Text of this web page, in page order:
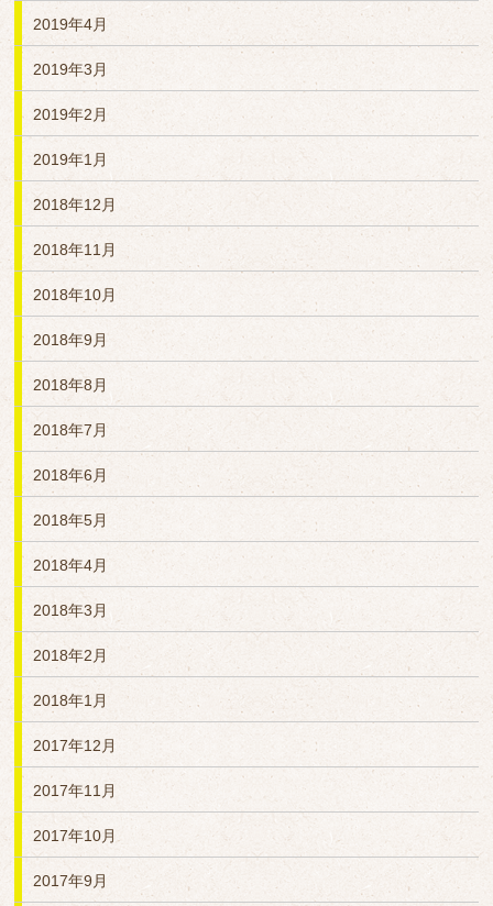
2019年4月
2019年3月
2019年2月
2019年1月
2018年12月
2018年11月
2018年10月
2018年9月
2018年8月
2018年7月
2018年6月
2018年5月
2018年4月
2018年3月
2018年2月
2018年1月
2017年12月
2017年11月
2017年10月
2017年9月